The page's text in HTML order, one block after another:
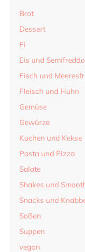
Brot
Dessert
Ei
Eis und Semifreddo
Fisch und
Fleisch und Huhn
Gemüse
Gewürze
Kuchen und Kekse
Pasta und Pizza
Salate
Shakes und
Snacks und
Soßen
Suppen
vegan